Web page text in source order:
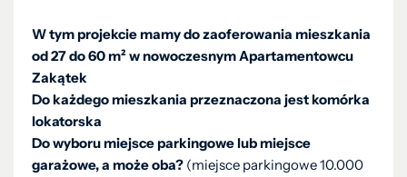
W tym projekcie mamy do zaoferowania mieszkania
od 27 do 60 m² w nowoczesnym Apartamentowcu
Zakątek
Do każdego mieszkania przeznaczona jest komórka
lokatorska
Do wyboru miejsce parkingowe lub miejsce
garażowe, a może oba? (miejsce parkingowe 10.000